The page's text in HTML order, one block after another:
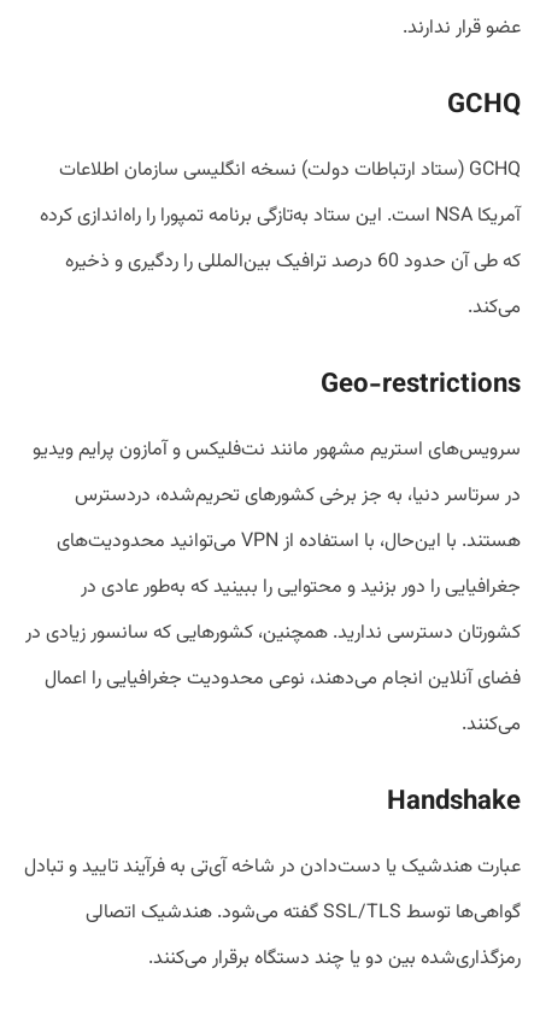
عضو قرار ندارند.
GCHQ
GCHQ (ستاد ارتباطات دولت) نسخه انگلیسی سازمان اطلاعات
آمریکا NSA است. این ستاد به‌تازگی برنامه تمپورا را راه‌اندازی کرده
که طی آن حدود 60 درصد ترافیک بین‌المللی را ردگیری و ذخیره
می‌کند.
Geo-restrictions
سرویس‌های استریم مشهور مانند نت‌فلیکس و آمازون پرایم ویدیو
در سرتاسر دنیا، به جز برخی کشورهای تحریم‌شده، دردسترس
هستند. با این‌حال، با استفاده از VPN می‌توانید محدودیت‌های
جغرافیایی را دور بزنید و محتوایی را ببینید که به‌طور عادی در
کشورتان دسترسی ندارید. همچنین، کشورهایی که سانسور زیادی در
فضای آنلاین انجام می‌دهند، نوعی محدودیت جغرافیایی را اعمال
می‌کنند.
Handshake
عبارت هندشیک یا دست‌دادن در شاخه آی‌تی به فرآیند تایید و تبادل
گواهی‌ها توسط SSL/TLS گفته می‌شود. هندشیک اتصالی
رمزگذاری‌شده بین دو یا چند دستگاه برقرار می‌کنند.